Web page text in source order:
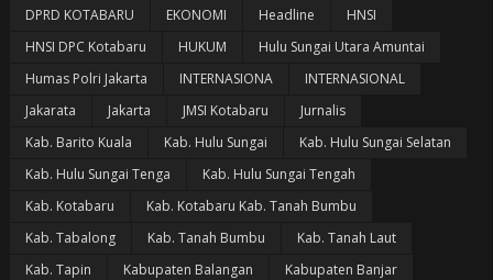
DPRD KOTABARU
EKONOMI Headline
HNSI
HNSI DPC Kotabaru
HUKUM
Hulu Sungai Utara Amuntai
Humas Polri Jakarta
INTERNASIONA
INTERNASIONAL
Jakarata
Jakarta JMSI Kotabaru
Jurnalis
Kab. Barito Kuala
Kab. Hulu Sungai
Kab. Hulu Sungai Selatan
Kab. Hulu Sungai Tenga
Kab. Hulu Sungai Tengah
Kab. Kotabaru
Kab. Kotabaru Kab. Tanah Bumbu
Kab. Tabalong
Kab. Tanah Bumbu
Kab. Tanah Laut
Kab. Tapin
Kabupaten Balangan
Kabupaten Banjar